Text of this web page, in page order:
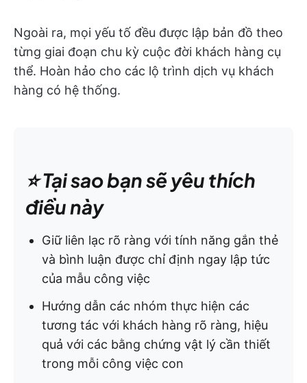
Ngoài ra, mọi yếu tố đều được lập bản đồ theo
từng giai đoạn chu kỳ cuộc đời khách hàng cụ
thể. Hoàn hảo cho các lộ trình dịch vụ khách
hàng có hệ thống.
⭐️ Tại sao bạn sẽ yêu thích
điều này
Giữ liên lạc rõ ràng với tính năng gắn thẻ
và bình luận được chỉ định ngay lập tức
của mẫu công việc
Hướng dẫn các nhóm thực hiện các
tương tác với khách hàng rõ ràng, hiệu
quả với các bằng chứng vật lý cần thiết
trong mỗi công việc con